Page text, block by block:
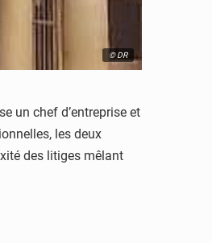
© DR
un chef d’entreprise et
les deux
des litiges mêlant